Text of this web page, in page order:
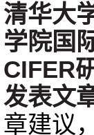
清华大
学院国
CIFER
发表文
章建议